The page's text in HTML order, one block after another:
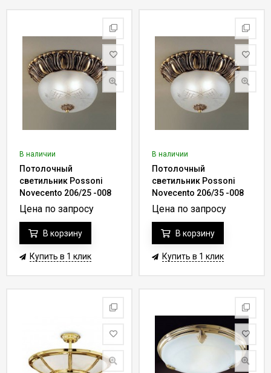
В наличии
Потолочный
светильник Possoni
Novecento 206/25 -008
Цена по запросу
В корзину
Купить в 1 клик
В наличии
Потолочный
светильник Possoni
Novecento 206/35 -008
Цена по запросу
В корзину
Купить в 1 клик